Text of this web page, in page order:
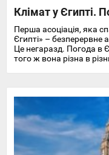
Клімат у Єгипті.
Перша асоціація, яка
Єгипті» – безперервне
Це негаразд. Погода в
того ж вона різна в
Червоного моря.